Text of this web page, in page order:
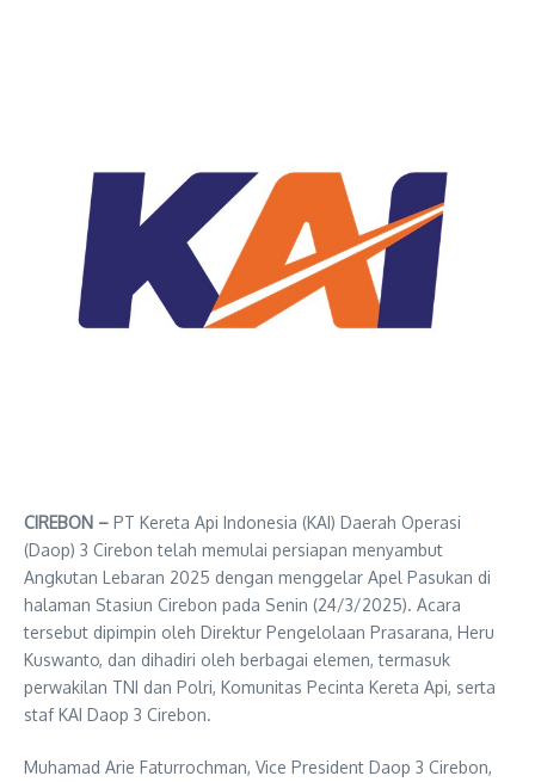
CIREBON – PT Kereta Api Indonesia (KAI) Daerah Operasi
(Daop) 3 Cirebon telah memulai persiapan menyambut
Angkutan Lebaran 2025 dengan menggelar Apel Pasukan di
halaman Stasiun Cirebon pada Senin (24/3/2025). Acara
tersebut dipimpin oleh Direktur Pengelolaan Prasarana, Heru
Kuswanto, dan dihadiri oleh berbagai elemen, termasuk
perwakilan TNI dan Polri, Komunitas Pecinta Kereta Api, serta
staf KAI Daop 3 Cirebon.
Muhamad Arie Faturrochman, Vice President Daop 3 Cirebon,